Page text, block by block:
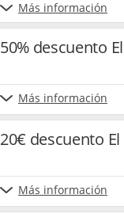
Más información
50% descuento
Más información
20€ descuento El
Más información